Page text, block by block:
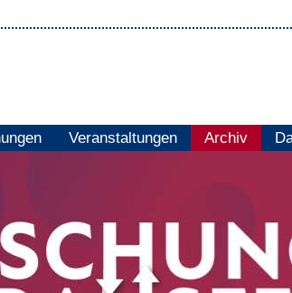
Veranstaltungen Archiv